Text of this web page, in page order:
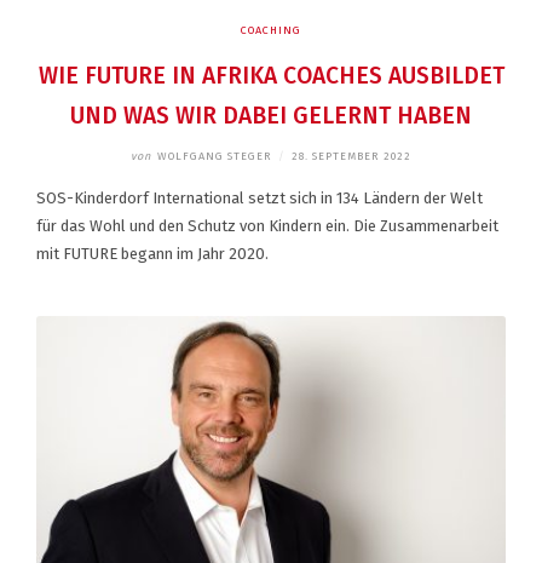
COACHING
WIE FUTURE IN AFRIKA COACHES AUSBILDET
UND WAS WIR DABEI GELERNT HABEN
von WOLFGANG STEGER 28. SEPTEMBER 2022
SOS-Kinderdorf International setzt sich in 134 Ländern der Welt
für das Wohl und den Schutz von Kindern ein. Die Zusammenarbeit
mit FUTURE begann im Jahr 2020.